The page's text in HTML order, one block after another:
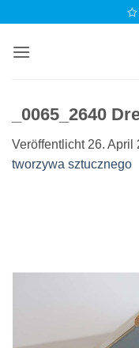
springen
_0065_2640
Veröffentlicht 26. April
tworzywa sztucznego